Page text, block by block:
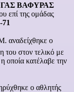
ΓΑΣ ΒΑΦΥΡΑΣ
επί της ομάδας
71
ο
του στον τελικό με
η οποία κατέλαβε την
ο αθλητής